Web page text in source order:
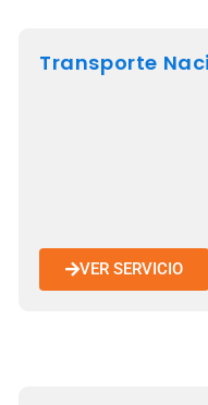
Transporte
VER SERVICIO